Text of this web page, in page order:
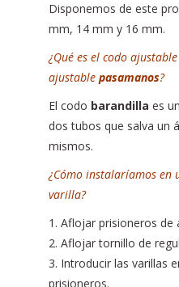
Disponemos de este
mm, 14 mm y 16 mm.
¿Qué es el codo ajustable
ajustable pasamanos?
El codo barandilla es
dos tubos que salva un
mismos.
¿Cómo instalaríamos en
varilla?
1. Aflojar prisioneros de
2. Aflojar tornillo de
3. Introducir las varillas
prisioneros.